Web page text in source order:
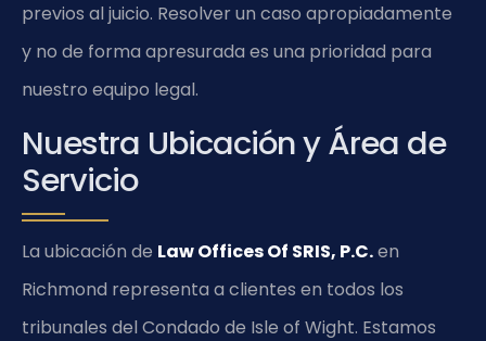
previos al juicio. Resolver un caso apropiadamente
y no de forma apresurada es una prioridad para
nuestro equipo legal.
Nuestra Ubicación y Área de
Servicio
La ubicación de Law Offices Of SRIS, P.C.en
Richmond representa a clientes en todos los
tribunales del Condado de Isle of Wight. Estamos